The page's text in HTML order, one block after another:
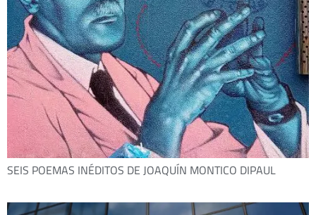
SEIS POEMAS INÉDITOS DE JOAQUÍN MONTICO DIPAUL